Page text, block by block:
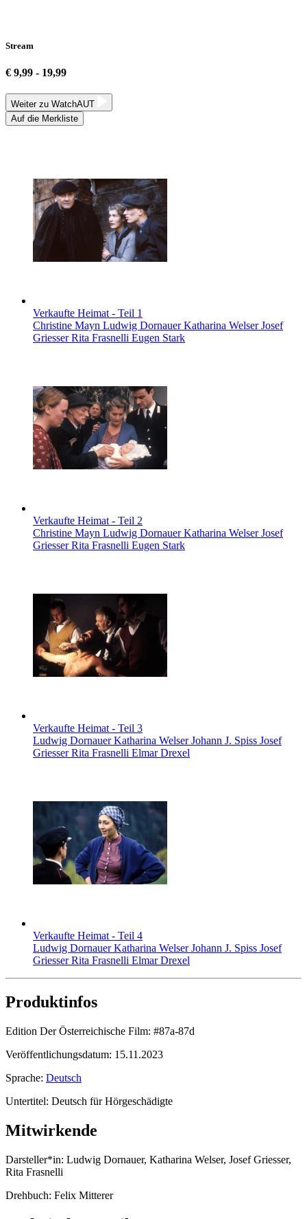
Stream
€ 9,99 - 19,99
Weiter zu WatchAUT
Auf die Merkliste
Verkaufte Heimat - Teil 1
Christine Mayn Ludwig Dornauer Katharina Welser Josef
Griesser Rita Frasnelli Eugen Stark
Verkaufte Heimat - Teil 2
Christine Mayn Ludwig Dornauer Katharina Welser Josef
Griesser Rita Frasnelli Eugen Stark
Verkaufte Heimat - Teil 3
Ludwig Dornauer Katharina Welser Johann J. Spiss Josef
Griesser Rita Frasnelli Elmar Drexel
Verkaufte Heimat - Teil 4
Ludwig Dornauer Katharina Welser Johann J. Spiss Josef
Griesser Rita Frasnelli Elmar Drexel
Produktinfos
Edition Der Österreichische Film: #87a-87d
Veröffentlichungsdatum: 15.11.2023
Sprache: Deutsch
Untertitel: Deutsch für Hörgeschädigte
Mitwirkende
Darsteller*in: Ludwig Dornauer, Katharina Welser, Josef Griesser,
Rita Frasnelli
Drehbuch: Felix Mitterer